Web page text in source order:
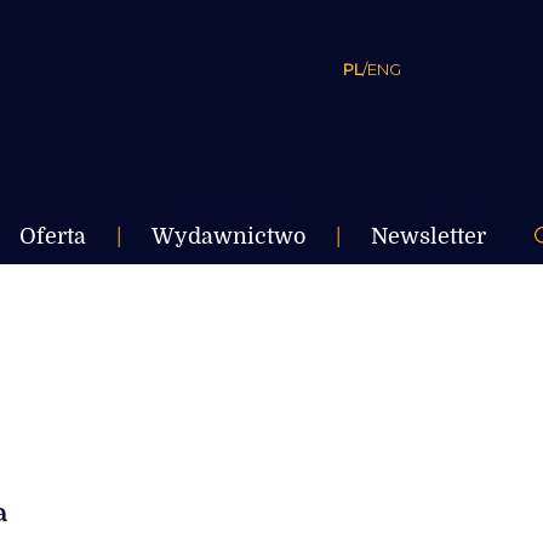
PL/ENG
Oferta Wydawnictwo Newsletter